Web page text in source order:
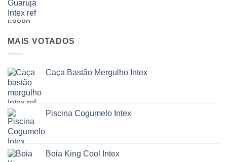
MAIS VOTADOS
Caça Bastão Mergulho Intex
Piscina Cogumelo Intex
Boia King Cool Intex